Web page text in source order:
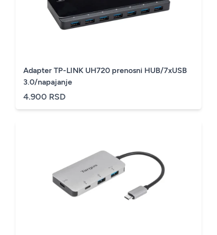
Adapter TP-LINK UH720 prenosni HUB/7xUSB
3.0/napajanje
4.900 RSD